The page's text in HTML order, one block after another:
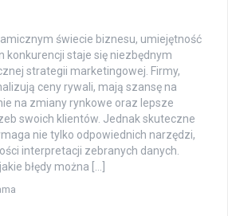
świecie biznesu, umiejętność
konkurencji staje się niezbędnym
strategii marketingowej. Firmy,
ceny rywali, mają szansę na
na zmiany rynkowe oraz lepsze
swoich klientów. Jednak skuteczne
nie tylko odpowiednich narzędzi,
interpretacji zebranych danych.
błędy można […]